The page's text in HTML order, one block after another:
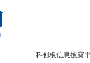
科创板信息披露